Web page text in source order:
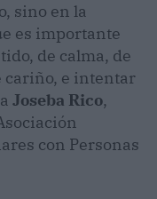
sino en la
es importante
de calma, de
cariño, e intentar
Joseba Rico,
con Personas